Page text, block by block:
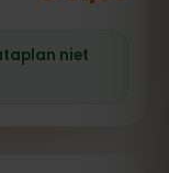
niet